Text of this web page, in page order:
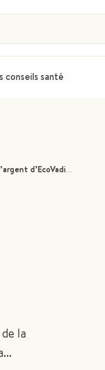
conseils santé
ses engagements RSE
la